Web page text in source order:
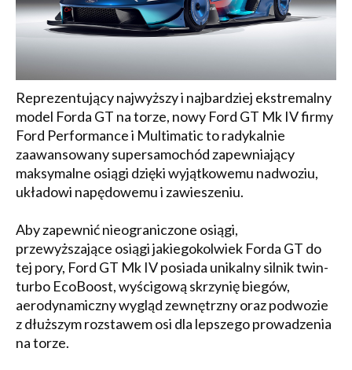
Reprezentujący najwyższy i najbardziej ekstremalny
model Forda GT na torze, nowy Ford GT Mk IV firmy
Ford Performance i Multimatic to radykalnie
zaawansowany supersamochód zapewniający
maksymalne osiągi dzięki wyjątkowemu nadwoziu,
układowi napędowemu i zawieszeniu.
Aby zapewnić nieograniczone osiągi,
przewyższające osiągi jakiegokolwiek Forda GT do
tej pory, Ford GT Mk IV posiada unikalny silnik twin-
turbo EcoBoost, wyścigową skrzynię biegów,
aerodynamiczny wygląd zewnętrzny oraz podwozie
z dłuższym rozstawem osi dla lepszego prowadzenia
na torze.